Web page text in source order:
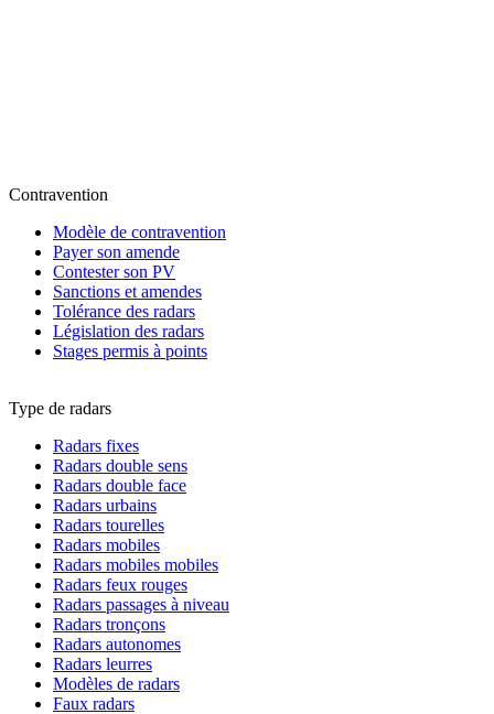
Contravention
Modèle de contravention
Payer son amende
Contester son PV
Sanctions et amendes
Tolérance des radars
Législation des radars
Stages permis à points
Type de radars
Radars fixes
Radars double sens
Radars double face
Radars urbains
Radars tourelles
Radars mobiles
Radars mobiles mobiles
Radars feux rouges
Radars passages à niveau
Radars tronçons
Radars autonomes
Radars leurres
Modèles de radars
Faux radars